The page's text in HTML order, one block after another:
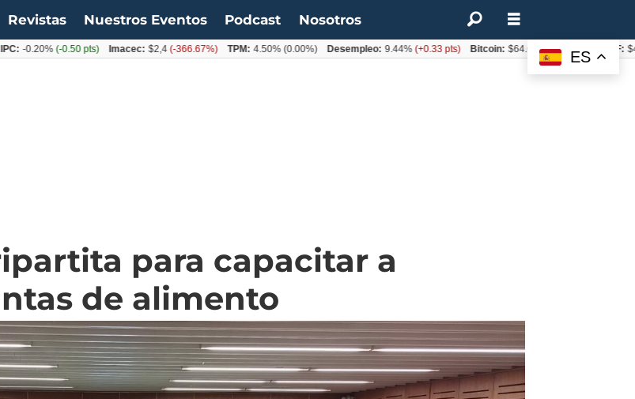
Revistas Nuestros Eventos Podcast Nosotros
para capacitar a
de alimento
ES
(-0.50 pts) Imacec: $2,4(-366.67%) TPM: 4.50%(0.00%) Desempleo: 9.44%(+0.33 pts) Bitcoin: $64.600,08(+2.93%)